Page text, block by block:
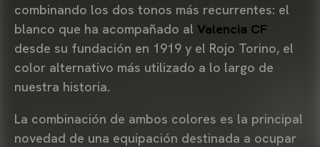
combinando los dos tonos más recurrentes: el
blanco que ha acompañado al Valencia CF
desde su fundación en 1919 y el Rojo Torino, el
color alternativo más utilizado a lo largo de
nuestra historia.
La combinación de ambos colores es la principal
novedad de una equipación destinada a ocupar